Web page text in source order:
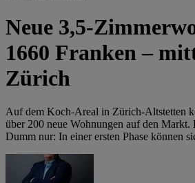
Neue 3,5-
1660 Franken –
Zürich
Auf dem Koch-Areal in Zürich-Altstetten
über 200 neue Wohnungen auf den
Dumm nur: In einer ersten Phase können